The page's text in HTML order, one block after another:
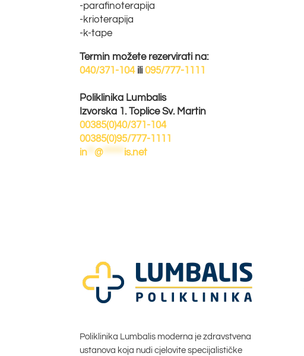
-parafinoterapija
-krioterapija
-k-tape
Termin možete rezervirati na:
040/371-104ili095/777-1111
Poliklinika Lumbalis
Izvorska 1. Toplice Sv. Martin
00385(0)40/371-104
00385(0)95/777-1111
in**@******is.net
Poliklinika Lumbalis moderna je zdravstvena
ustanova koja nudi cjelovite specijalističke